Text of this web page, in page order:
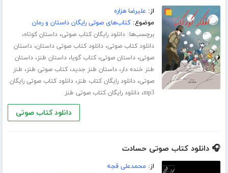
از: علیرضا هزاره
موضوع:کتاب‌های صوتی رایگان داستان و رمان
برچسب‌ها:دانلود رایگان کتاب صوتی،داستان کوتاه،
دانلود کتاب صوتی،دانلود کتاب صوتی داستان،داستان
صوتی،داستان صوتی،کتاب گویا،داستان طنز،داستان
طنز خنده دار،داستان طنز جدید،کتاب صوتی طنز، طنز
صوتی،دانلود رایگان کتاب طنز،دانلود کتاب صوتی رایگان
mp3،دانلود رایگان کتاب صوتی طنز
دانلود کتاب صوتی
🎧 دانلود کتاب صوتی حسادت
از: محمدعلی قجه